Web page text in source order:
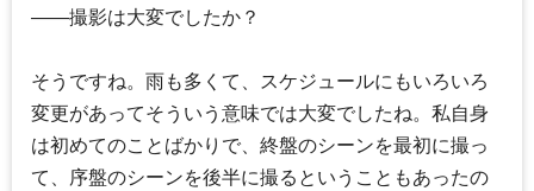
――撮影は大変でしたか？
そうですね。雨も多くて、スケジュールにもいろいろ
変更があってそういう意味では大変でしたね。私自身
は初めてのことばかりで、終盤のシーンを最初に撮っ
て、序盤のシーンを後半に撮るということもあったの